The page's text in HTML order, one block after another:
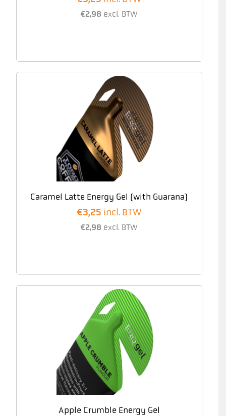
€2,98 excl. BTW
Caramel Latte Energy Gel (with Guarana)
€3,25 incl. BTW
€2,98 excl. BTW
Apple Crumble Energy Gel